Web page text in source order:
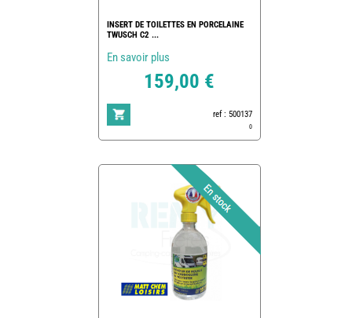
INSERT DE TOILETTES EN PORCELAINE
TWUSCH C2 ...
En savoir plus
159,00 €
ref : 500137
0